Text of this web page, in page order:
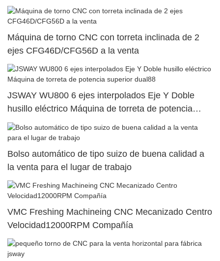
superior dual83
Máquina de torno CNC con torreta inclinada de 2
ejes CFG46D/CFG56D a la venta
JSWAY WU800 6 ejes interpolados Eje Y Doble
husillo eléctrico Máquina de torreta de potencia
superior dual88
Bolso automático de tipo suizo de buena calidad a
la venta para el lugar de trabajo
VMC Freshing Machineing CNC Mecanizado Centro
Velocidad12000RPM Compañía